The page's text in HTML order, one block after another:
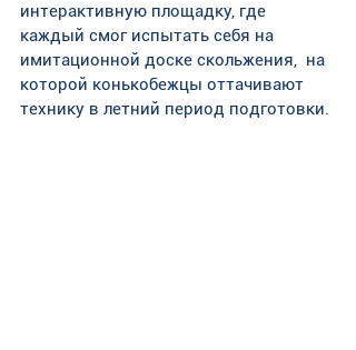
интерактивную площадку, где
каждый смог испытать себя на
имитационной доске скольжения,  на
которой конькобежцы оттачивают
технику в летний период подготовки.